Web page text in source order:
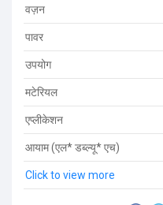
वज़न
पावर
उपयोग
मटेरियल
एप्लीकेशन
आयाम (एल* डब्ल्यू* एच)
Click to view more